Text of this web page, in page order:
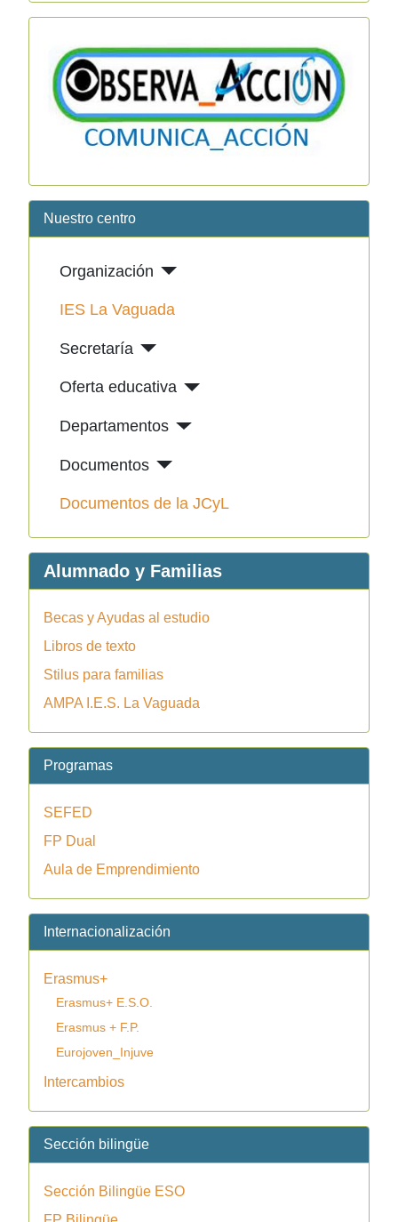
Nuestro centro
Organización
IES La Vaguada
Secretaría
Oferta educativa
Departamentos
Documentos
Documentos de la JCyL
Alumnado y Familias
Becas y Ayudas al estudio
Libros de texto
Stilus para familias
AMPA I.E.S. La Vaguada
Programas
SEFED
FP Dual
Aula de Emprendimiento
Internacionalización
Erasmus+
Erasmus+ E.S.O.
Erasmus + F.P.
Eurojoven_Injuve
Intercambios
Sección bilingüe
Sección Bilingüe ESO